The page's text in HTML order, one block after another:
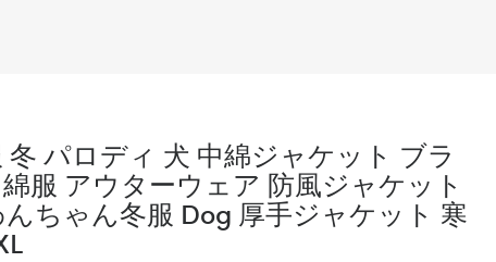
パロディ 犬 中綿ジャケット ブラ
服 アウターウェア 防風ジャケット
ちゃん冬服 Dog 厚手ジャケット 寒